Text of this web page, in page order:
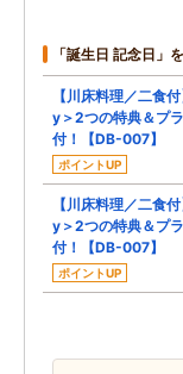
「誕生日 記念日」
【川床料理／二食
y＞2つの特典＆プ
付！【DB-007】
ポイントUP
【川床料理／二食
y＞2つの特典＆プ
付！【DB-007】
ポイントUP